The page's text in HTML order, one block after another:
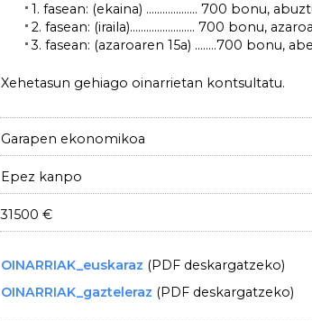
1. fasean: (ekaina) ………………. 700 bonu,
2. fasean: (iraila)…………………… 700 bonu,
3. fasean: (azaroaren 15a) ……..700 bonu,
Xehetasun gehiago oinarrietan kontsultatu.
Garapen ekonomikoa
Epez kanpo
31500 €
OINARRIAK_euskaraz (PDF deskargatzeko)
OINARRIAK_gazteleraz (PDF deskargatzeko)